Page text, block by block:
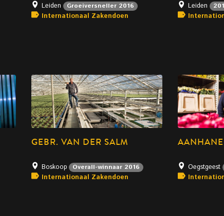
Leiden Groeiversneller 2016
Internationaal Zakendoen
Leiden
GEBR. VAN DER SALM
Boskoop Overall-winnaar 2016
Internationaal Zakendoen
Oegstgeest